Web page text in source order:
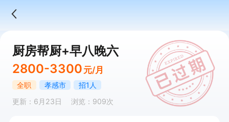
厨房帮厨+早八晚六
2800-3300 元/月
全职 孝感市
招1人
更新：6月23日
浏览：909次